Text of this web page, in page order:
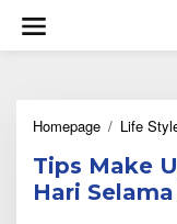
w
Homepage / Life
Tips Make
Hari